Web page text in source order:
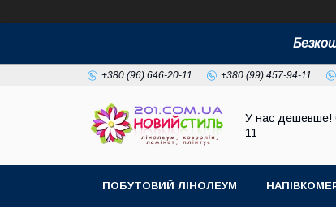
+380 (96) 646-20-11 +380 (99) 457-94-11
У нас дешевше!
11
ПОБУТОВИЙ ЛІНОЛЕУМ